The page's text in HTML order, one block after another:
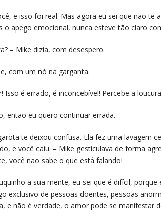
e isso foi real. Mas agora eu sei que não te
o apego emocional, nunca esteve tão claro
– Mike dizia, com desespero.
com um nó na garganta.
Isso é errado, é inconcebível! Percebe a
então eu quero continuar errada.
te deixou confusa. Ela fez uma lavagem
e você caiu. – Mike gesticulava de forma
você não sabe o que está falando!
a sua mente, eu sei que é difícil, porque
exclusivo de pessoas doentes, pessoas
e não é verdade, o amor pode se manifestar